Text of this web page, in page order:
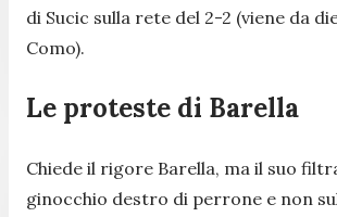
di Sucic sulla rete del 2-2 (viene da
Como).
Le proteste di Barella
Chiede il rigore Barella, ma il suo
ginocchio destro di perrone e non